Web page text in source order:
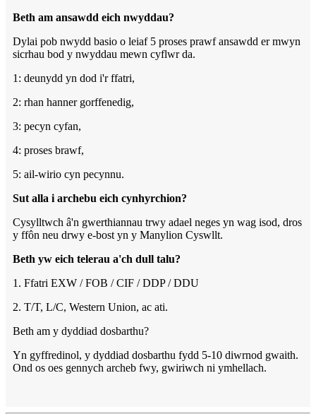
Beth am ansawdd eich nwyddau?
Dylai pob nwydd basio o leiaf 5 proses prawf ansawdd er mwyn
sicrhau bod y nwyddau mewn cyflwr da.
1: deunydd yn dod i'r ffatri,
2: rhan hanner gorffenedig,
3: pecyn cyfan,
4: proses brawf,
5: ail-wirio cyn pecynnu.
Sut alla i archebu eich cynhyrchion?
Cysylltwch â'n gwerthiannau trwy adael neges yn wag isod, dros
y ffôn neu drwy e-bost yn y Manylion Cyswllt.
Beth yw eich telerau a'ch dull talu?
1. Ffatri EXW / FOB / CIF / DDP / DDU
2. T/T, L/C, Western Union, ac ati.
Beth am y dyddiad dosbarthu?
Yn gyffredinol, y dyddiad dosbarthu fydd 5-10 diwrnod gwaith.
Ond os oes gennych archeb fwy, gwiriwch ni ymhellach.